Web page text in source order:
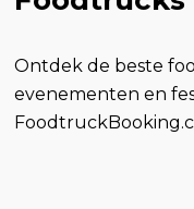
Ontdek de beste
evenementen en